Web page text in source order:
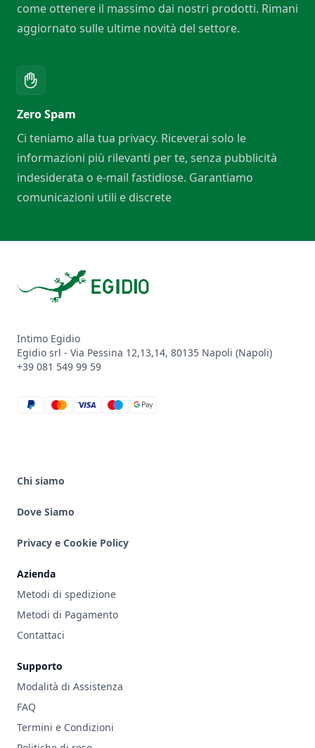
come ottenere il massimo dai nostri prodotti. Rimani
aggiornato sulle ultime novità del settore.
Zero Spam
Ci teniamo alla tua privacy. Riceverai solo le
informazioni più rilevanti per te, senza pubblicità
indesiderata o e-mail fastidiose. Garantiamo
comunicazioni utili e discrete
Intimo Egidio
Egidio srl - Via Pessina 12,13,14, 80135 Napoli (Napoli)
+39 081 549 99 59
paypal
mastercard
visa
maestro
google_pay
Chi siamo
Dove Siamo
Privacy e Cookie Policy
Azienda
Metodi di spedizione
Metodi di Pagamento
Contattaci
Supporto
Modalità di Assistenza
FAQ
Termini e Condizioni